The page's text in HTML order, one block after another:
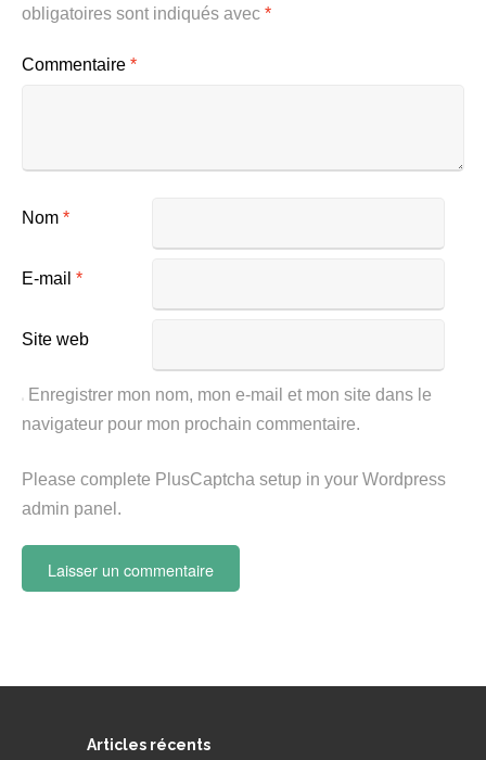
obligatoires sont indiqués avec *
Commentaire *
Nom *
E-mail *
Site web
Enregistrer mon nom, mon e-mail et mon site dans le
navigateur pour mon prochain commentaire.
Please complete PlusCaptcha setup in your Wordpress
admin panel.
Articles récents